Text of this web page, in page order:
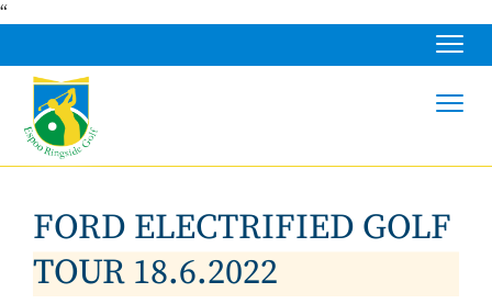
“
FORD ELECTRIFIED GOLF
TOUR 18.6.2022